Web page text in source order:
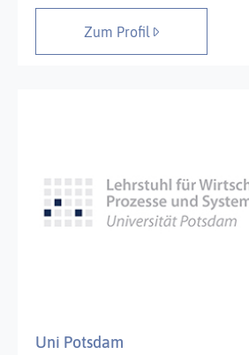
Zum Profil
Uni Potsdam